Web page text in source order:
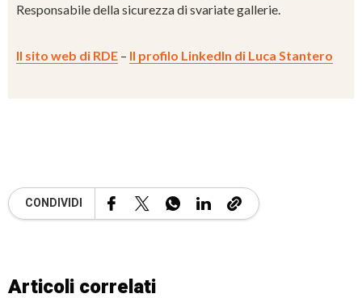
Responsabile della sicurezza di svariate gallerie.
Il sito web di RDE – Il profilo LinkedIn di Luca Stantero
CONDIVIDI
Articoli correlati